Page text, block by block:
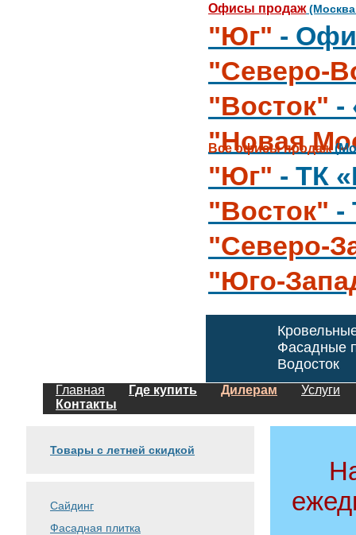
Офисы продаж(Москва
"Юг" -
"Северо-
"Восток" -
"Новая
"Юг" - ТК
"Восток" -
"Северо-
"Юго-
Все офисы продаж
Фасадные
Водосток
Главная Где купить Дилерам
Услуги
Контакты
Товары с летней скидкой
Сайдинг
Фасадная плитка